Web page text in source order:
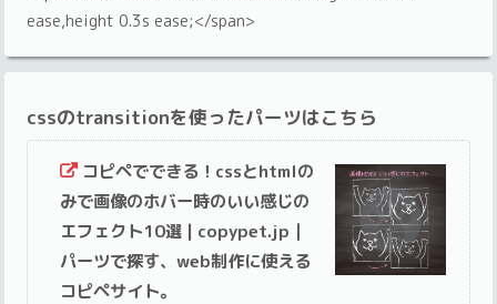
ease,height 0.3s ease;</span>
cssのtransitionを使ったパーツはこちら
コピペでできる！cssとhtmlの
みで画像のホバー時のいい感じの
エフェクト10選 | copypet.jp｜
パーツで探す、web制作に使える
コピペサイト。